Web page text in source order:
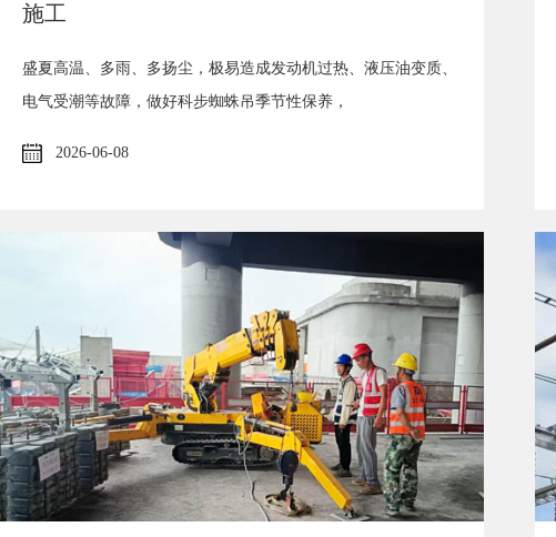
施工
盛夏高温、多雨、多扬尘，极易造成发动机过热、液压油变质、
电气受潮等故障，做好科步蜘蛛吊季节性保养，
2026-06-08